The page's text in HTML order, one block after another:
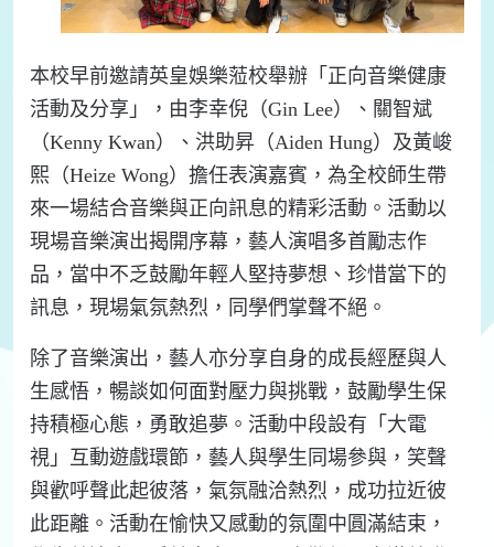
本校早前邀請英皇娛樂蒞校舉辦「正向音樂健康
活動及分享」，由李幸倪（Gin Lee）、關智斌
（Kenny Kwan）、洪助昇（Aiden Hung）及黃峻
熙（Heize Wong）擔任表演嘉賓，為全校師生帶
來一場結合音樂與正向訊息的精彩活動。活動以
現場音樂演出揭開序幕，藝人演唱多首勵志作
品，當中不乏鼓勵年輕人堅持夢想、珍惜當下的
訊息，現場氣氛熱烈，同學們掌聲不絕。
除了音樂演出，藝人亦分享自身的成長經歷與人
生感悟，暢談如何面對壓力與挑戰，鼓勵學生保
持積極心態，勇敢追夢。活動中段設有「大電
視」互動遊戲環節，藝人與學生同場參與，笑聲
與歡呼聲此起彼落，氣氛融洽熱烈，成功拉近彼
此距離。活動在愉快又感動的氛圍中圓滿結束，